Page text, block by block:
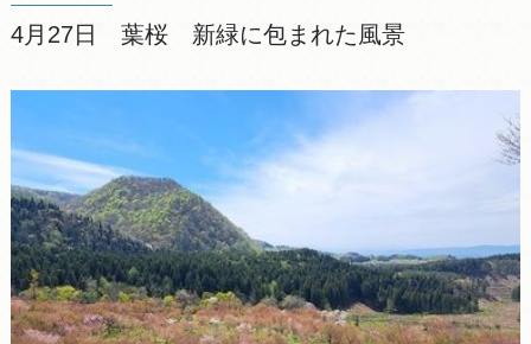
4月27日 葉桜 新緑に包まれた風景